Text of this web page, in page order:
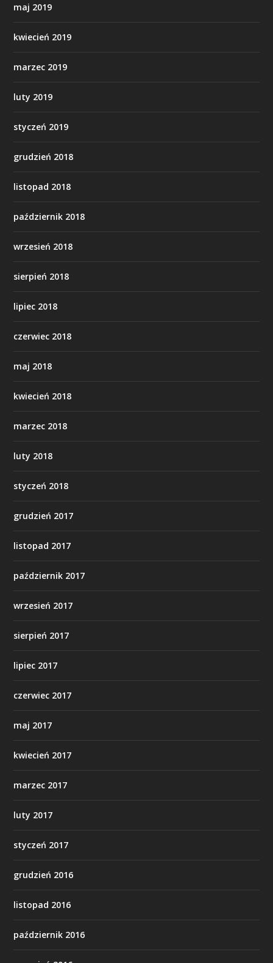
maj 2019
kwiecień 2019
marzec 2019
luty 2019
styczeń 2019
grudzień 2018
listopad 2018
październik 2018
wrzesień 2018
sierpień 2018
lipiec 2018
czerwiec 2018
maj 2018
kwiecień 2018
marzec 2018
luty 2018
styczeń 2018
grudzień 2017
listopad 2017
październik 2017
wrzesień 2017
sierpień 2017
lipiec 2017
czerwiec 2017
maj 2017
kwiecień 2017
marzec 2017
luty 2017
styczeń 2017
grudzień 2016
listopad 2016
październik 2016